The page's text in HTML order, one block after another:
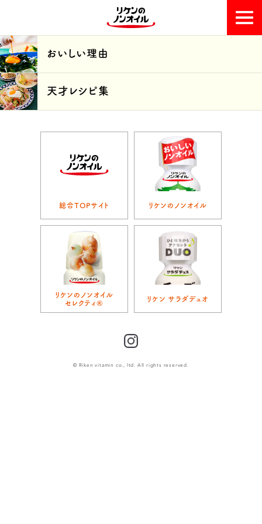
おいしい理由
天才レシピ集
おいしい理由
天才レシピ集
総合TOPサイト リケンのノンオイル
リケンのノンオイル
セレクティ®
リケン サラダデュオ
© Riken vitamin co., ltd. All rights reserved.